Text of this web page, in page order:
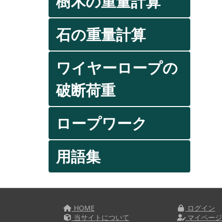
石の重量計算
ワイヤーロープの
破断荷重
ロープワーク
用語集
HOME
当サイトについて
ログイン
マイページ